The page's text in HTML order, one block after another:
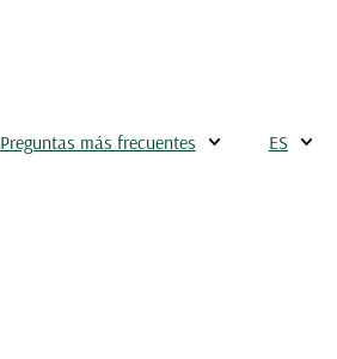
Preguntas más frecuentes ES